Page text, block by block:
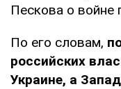
Пескова о войне
По его словам,
российских
Украине, а